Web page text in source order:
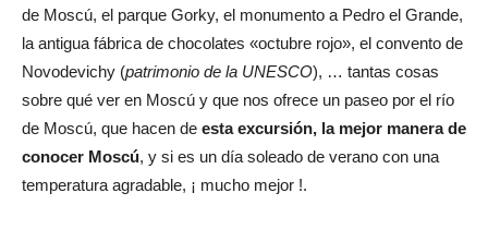
de Moscú, el parque Gorky, el monumento a Pedro el Grande,
la antigua fábrica de chocolates «octubre rojo», el convento de
Novodevichy (patrimonio de la UNESCO), … tantas cosas
sobre qué ver en Moscú y que nos ofrece un paseo por el río
de Moscú, que hacen de esta excursión, la mejor manera de
conocer Moscú, y si es un día soleado de verano con una
temperatura agradable, ¡ mucho mejor !.